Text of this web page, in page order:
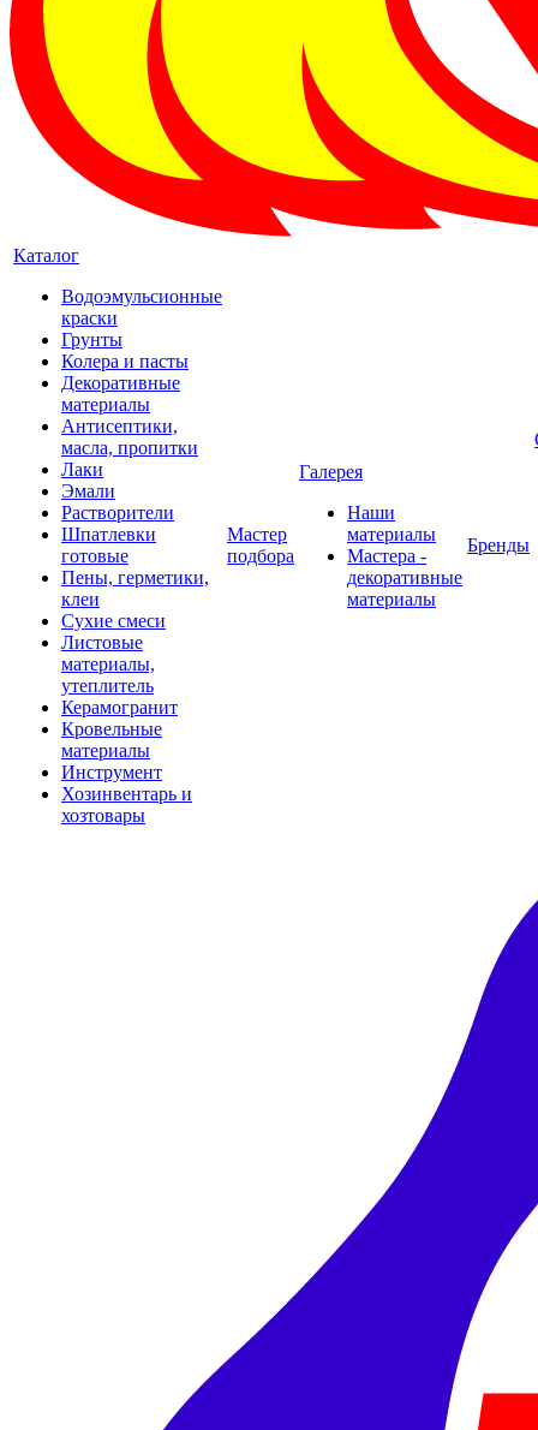
Каталог
Водоэмульсионные
краски
Грунты
Колера и пасты
Декоративные
материалы
Антисептики,
масла, пропитки
Лаки
Эмали
Растворители
Шпатлевки
готовые
Пены, герметики,
клеи
Сухие смеси
Листовые
материалы,
утеплитель
Керамогранит
Кровельные
материалы
Инструмент
Хозинвентарь и
хозтовары
Мастер
подбора
Галерея
Наши
материалы
Мастера -
декоративные
материалы
Бренды